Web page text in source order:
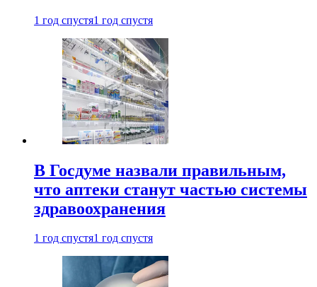
1 год спустя1 год спустя
В Госдуме назвали правильным,
что аптеки станут частью системы
здравоохранения
1 год спустя1 год спустя